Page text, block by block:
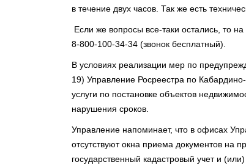
в течение двух часов. Так же есть
Если же вопросы все-таки остались, то
8-800-100-34-34 (звонок бесплатный).
В условиях реализации мер по
19) Управление Росреестра по
услуги по постановке объектов
нарушения сроков.
Управление напоминает, что в офисах
отсутствуют окна приема документов на
государственный кадастровый учет и